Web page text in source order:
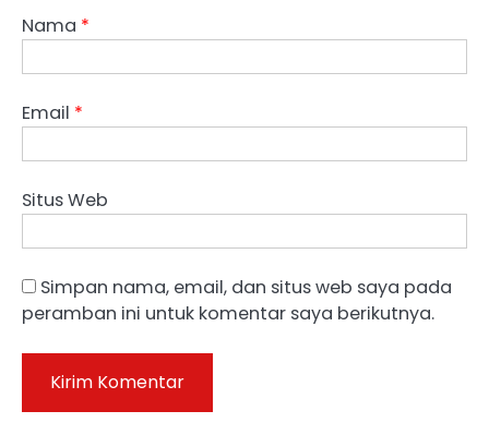
Nama *
Email *
Situs Web
Simpan nama, email, dan situs web saya pada
peramban ini untuk komentar saya berikutnya.